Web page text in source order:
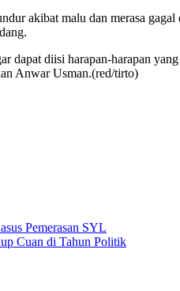
akibat malu dan merasa
dapat diisi harapan-harapan
Anwar Usman.(red/tirto)
Pemerasan SYL
Cuan di Tahun Politik